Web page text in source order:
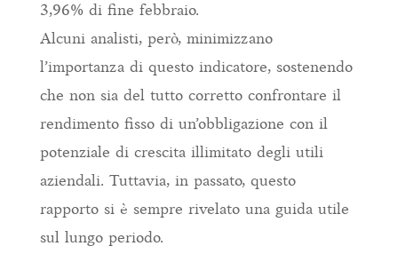
3,96% di fine febbraio.
Alcuni analisti, però, minimizzano
l’importanza di questo indicatore, sostenendo
che non sia del tutto corretto confrontare il
rendimento fisso di un’obbligazione con il
potenziale di crescita illimitato degli utili
aziendali. Tuttavia, in passato, questo
rapporto si è sempre rivelato una guida utile
sul lungo periodo.